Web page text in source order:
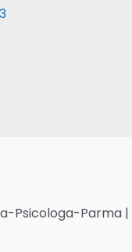
Psicologa-Parma |